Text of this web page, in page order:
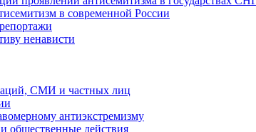
в современной России
ненависти
СМИ и частных лиц
антиэкстремизму
общественные действия